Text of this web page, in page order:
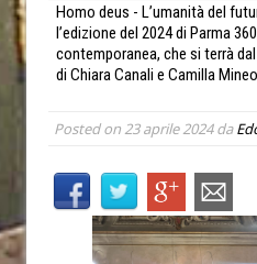
Homo deus - L’umanità del
l’edizione del 2024 di Parma
contemporanea, che si terrà
di Chiara Canali e Camilla Mineo
Posted on 23 aprile 2024da